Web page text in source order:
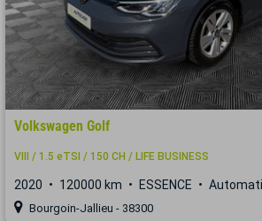
Volkswagen Golf
VIII / 1.5 eTSI / 150 CH / LIFE BUSINESS
2020 120000 km ESSENCE
Bourgoin-Jallieu - 38300